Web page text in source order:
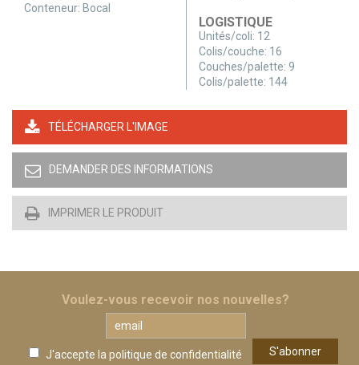
Conteneur: Bocal
LOGISTIQUE
Unités/coli: 12
Colis/couche: 16
Couches/palette: 9
Colis/palette: 144
TÉLÉCHARGER L'IMAGE
DEMANDER DES INFORMATIONS
IMPRIMER LE PRODUIT
Voulez-vous recevoir nos nouvelles?
J'accepte la politique de confidentialité